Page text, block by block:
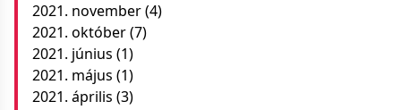
2021. november(4)
2021. október(7)
2021. június (1)
2021. május (1)
2021. április (3)